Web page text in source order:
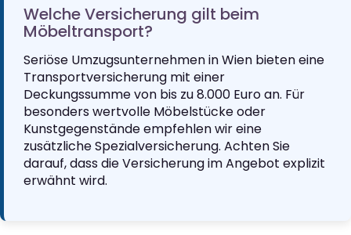
Welche Versicherung gilt beim
Möbeltransport?
Seriöse Umzugsunternehmen in Wien bieten eine
Transportversicherung mit einer
Deckungssumme von bis zu 8.000 Euro an. Für
besonders wertvolle Möbelstücke oder
Kunstgegenstände empfehlen wir eine
zusätzliche Spezialversicherung. Achten Sie
darauf, dass die Versicherung im Angebot explizit
erwähnt wird.